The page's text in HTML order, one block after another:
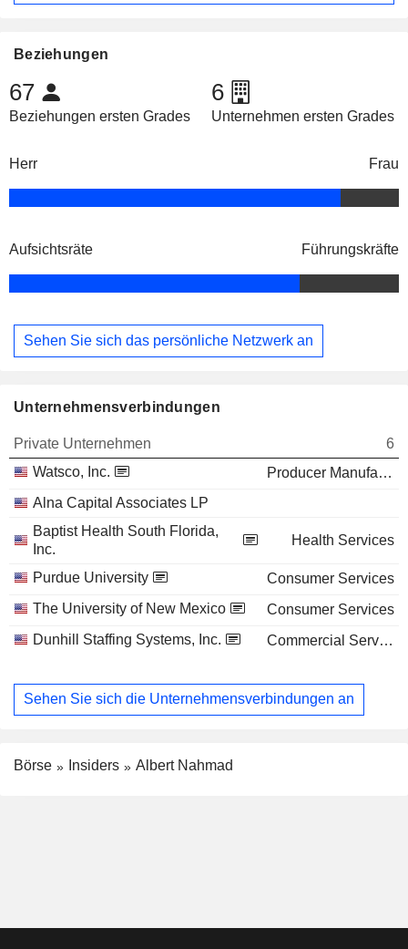
Beziehungen
67
Beziehungen ersten Grades
6
Unternehmen ersten Grades
Herr Frau
Aufsichtsräte Führungskräfte
Sehen Sie sich das persönliche Netzwerk an
Unternehmensverbindungen
Private Unternehmen
6
Watsco, Inc.
Producer Manufacturing
Alna Capital Associates LP
Baptist Health South Florida,
Inc.
Health Services
Purdue University
Consumer Services
The University of New Mexico
Consumer Services
Dunhill Staffing Systems, Inc.
Commercial Services
Sehen Sie sich die Unternehmensverbindungen an
Börse Insiders Albert Nahmad